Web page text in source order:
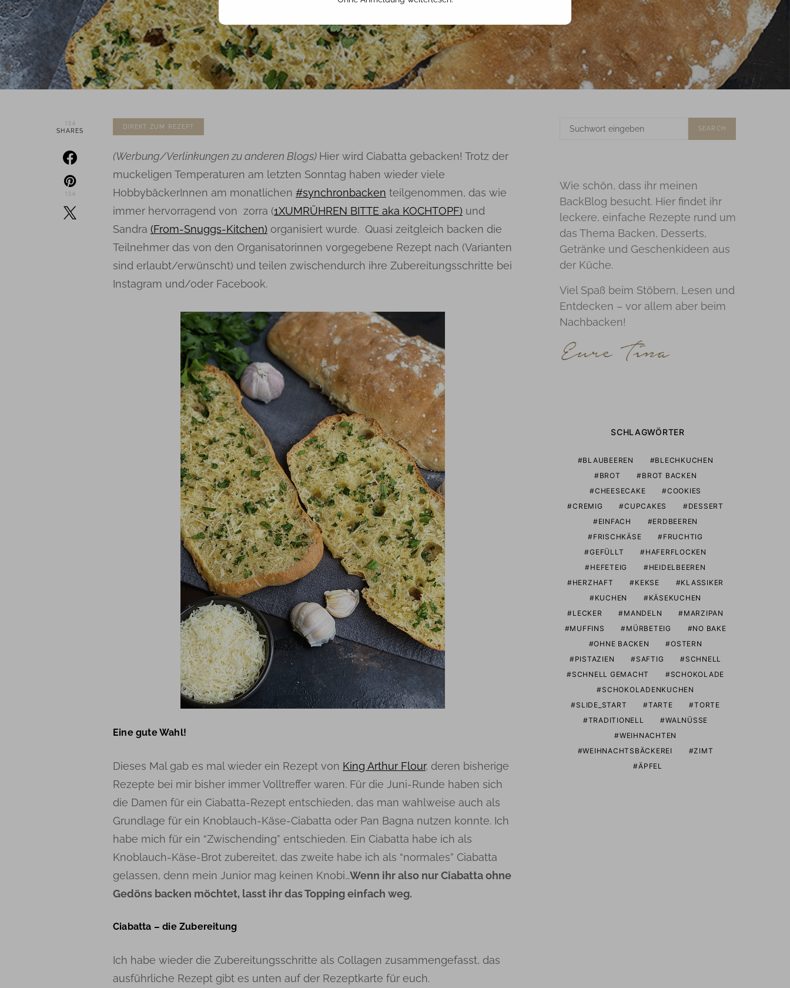
17. JUNI 2020
134
SHARES
134
DIREKT ZUM REZEPT
(Werbung/Verlinkungen zu anderen Blogs) Hier wird Ciabatta gebacken! Trotz der
muckeligen Temperaturen am letzten Sonntag haben wieder viele
HobbybäckerInnen am monatlichen #synchronbacken teilgenommen, das wie
immer hervorragend von zorra (1XUMRÜHREN BITTE aka KOCHTOPF) und
Sandra (From-Snuggs-Kitchen) organisiert wurde. Quasi zeitgleich backen die
Teilnehmer das von den Organisatorinnen vorgegebene Rezept nach (Varianten
sind erlaubt/erwünscht) und teilen zwischendurch ihre Zubereitungsschritte bei
Instagram und/oder Facebook.
Eine gute Wahl!
Dieses Mal gab es mal wieder ein Rezept von King Arthur Flour, deren bisherige
Rezepte bei mir bisher immer Volltreffer waren. Für die Juni-Runde haben sich
die Damen für ein Ciabatta-Rezept entschieden, das man wahlweise auch als
Grundlage für ein Knoblauch-Käse-Ciabatta oder Pan Bagna nutzen konnte. Ich
habe mich für ein “Zwischending” entschieden. Ein Ciabatta habe ich als
Knoblauch-Käse-Brot zubereitet, das zweite habe ich als “normales” Ciabatta
gelassen, denn mein Junior mag keinen Knobi…Wenn ihr also nur Ciabatta ohne
Gedöns backen möchtet, lasst ihr das Topping einfach weg.
Ciabatta – die Zubereitung
Ich habe wieder die Zubereitungsschritte als Collagen zusammengefasst, das
ausführliche Rezept gibt es unten auf der Rezeptkarte für euch.
SUCHE
SEARCH
Wie schön, dass ihr meinen
BackBlog besucht. Hier findet ihr
leckere, einfache Rezepte rund um
das Thema Backen, Desserts,
Getränke und Geschenkideen aus
der Küche.
Viel Spaß beim Stöbern, Lesen und
Entdecken – vor allem aber beim
Nachbacken!
SCHLAGWÖRTER
BLAUBEEREN
BLECHKUCHEN
BROT
BROT BACKEN
CHEESECAKE
COOKIES
CREMIG
CUPCAKES
DESSERT
EINFACH
ERDBEEREN
FRISCHKÄSE
FRUCHTIG
GEFÜLLT
HAFERFLOCKEN
HEFETEIG
HEIDELBEEREN
HERZHAFT
KEKSE
KLASSIKER
KUCHEN
KÄSEKUCHEN
LECKER
MANDELN
MARZIPAN
MUFFINS
MÜRBETEIG
NO BAKE
OHNE BACKEN
OSTERN
PISTAZIEN
SAFTIG
SCHNELL
SCHNELL GEMACHT
SCHOKOLADE
SCHOKOLADENKUCHEN
SLIDE_START
TARTE
TORTE
TRADITIONELL
WALNÜSSE
WEIHNACHTEN
WEIHNACHTSBÄCKEREI
ZIMT
ÄPFEL